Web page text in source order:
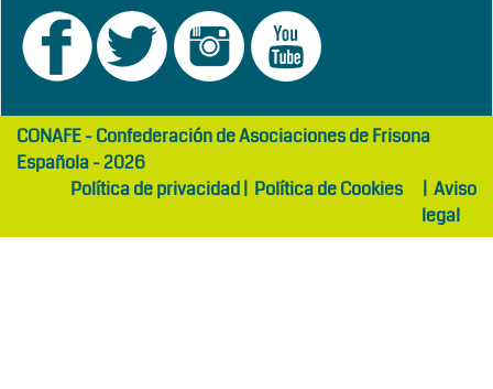
girls
abaya
maltepe
otelCONAFE - Confederación de Asociaciones de Frisona
Española - 2026
Política de privacidad| Política de Cookies | Aviso
legal